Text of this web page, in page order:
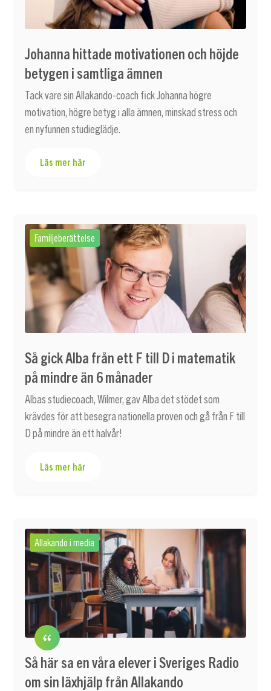
Johanna hittade motivationen och höjde
betygen i samtliga ämnen
Tack vare sin Allakando-coach fick Johanna högre
motivation, högre betyg i alla ämnen, minskad stress och
en nyfunnen studieglädje.
Läs mer här
Familjeberättelse
Så gick Alba från ett F till D i matematik
på mindre än 6 månader
Albas studiecoach, Wilmer, gav Alba det stödet som
krävdes för att besegra nationella proven och gå från F till
D på mindre än ett halvår!
Läs mer här
Allakando i media
Så här sa en våra elever i Sveriges Radio
om sin läxhjälp från Allakando